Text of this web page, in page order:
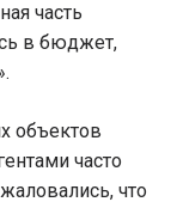
часть
в бюджет,
объектов
часто
что